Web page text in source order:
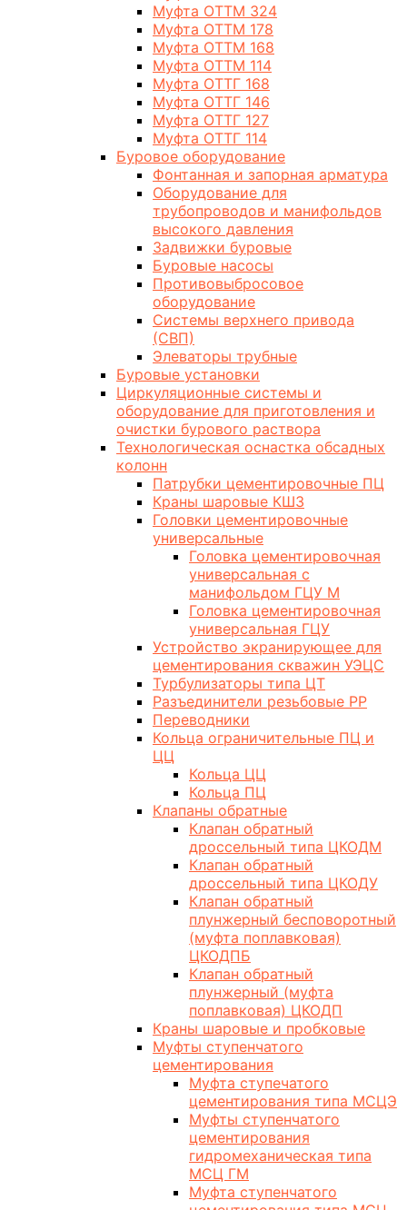
Муфта ОТТМ 324
Муфта ОТТМ 178
Муфта ОТТМ 168
Муфта ОТТМ 114
Муфта ОТТГ 168
Муфта ОТТГ 146
Муфта ОТТГ 127
Муфта ОТТГ 114
Буровое оборудование
Фонтанная и запорная арматура
Оборудование для
трубопроводов и манифольдов
высокого давления
Задвижки буровые
Буровые насосы
Противовыбросовое
оборудование
Системы верхнего привода
(СВП)
Элеваторы трубные
Буровые установки
Циркуляционные системы и
оборудование для приготовления и
очистки бурового раствора
Технологическая оснастка обсадных
колонн
Патрубки цементировочные ПЦ
Краны шаровые КШЗ
Головки цементировочные
универсальные
Головка цементировочная
универсальная с
манифольдом ГЦУ М
Головка цементировочная
универсальная ГЦУ
Устройство экранирующее для
цементирования скважин УЭЦС
Турбулизаторы типа ЦТ
Разъединители резьбовые РР
Переводники
Кольца ограничительные ПЦ и
ЦЦ
Кольца ЦЦ
Кольца ПЦ
Клапаны обратные
Клапан обратный
дроссельный типа ЦКОДМ
Клапан обратный
дроссельный типа ЦКОДУ
Клапан обратный
плунжерный бесповоротный
(муфта поплавковая)
ЦКОДПБ
Клапан обратный
плунжерный (муфта
поплавковая) ЦКОДП
Краны шаровые и пробковые
Муфты ступенчатого
цементирования
Муфта ступечатого
цементирования типа МСЦЭ
Муфты ступенчатого
цементирования
гидромеханическая типа
МСЦ ГМ
Муфта ступенчатого